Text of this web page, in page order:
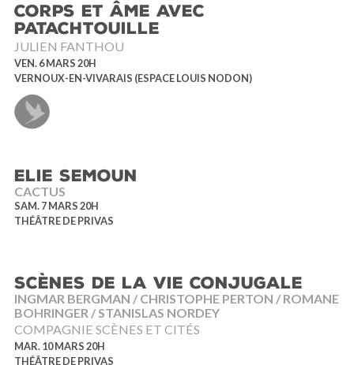
CORPS ET ÂME AVEC
PATACHTOUILLE
JULIEN FANTHOU
VEN. 6 MARS 20H
VERNOUX-EN-VIVARAIS (ESPACE LOUIS NODON)
ELIE SEMOUN
CACTUS
SAM. 7 MARS 20H
THÉÂTRE DE PRIVAS
SCÈNES DE LA VIE CONJUGALE
INGMAR BERGMAN / CHRISTOPHE PERTON / ROMANE
BOHRINGER / STANISLAS NORDEY
COMPAGNIE SCÈNES ET CITÉS
MAR. 10 MARS 20H
THÉÂTRE DE PRIVAS